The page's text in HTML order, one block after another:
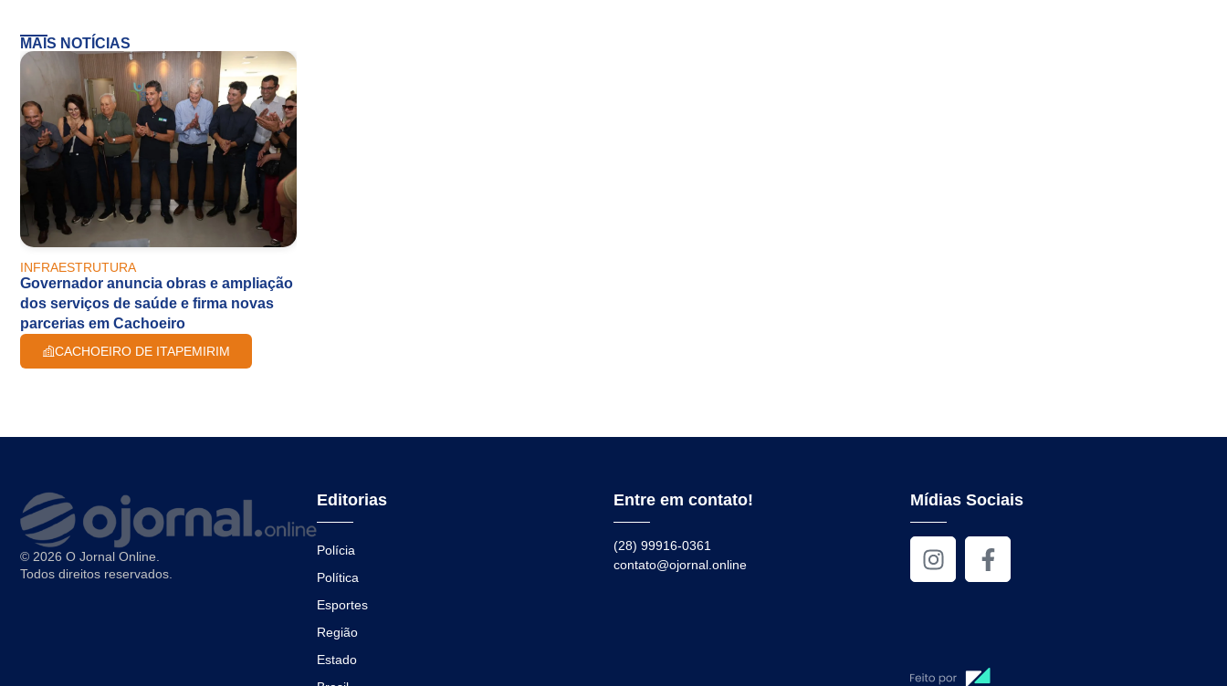
MAIS NOTÍCIAS
INFRAESTRUTURA
Governador anuncia obras e ampliação
dos serviços de saúde e firma novas
parcerias em Cachoeiro
CACHOEIRO DE ITAPEMIRIM
© 2026 O Jornal Online.
Todos direitos reservados.
Editorias
Polícia
Política
Esportes
Região
Estado
Entre em contato!
(28) 99916-0361
contato@ojornal.online
Mídias Sociais